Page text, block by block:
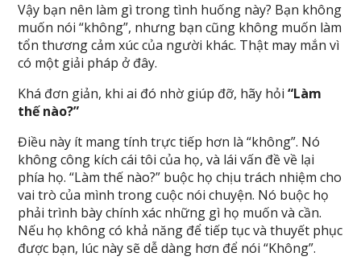
Vậy bạn nên làm gì trong tình huống này? Bạn không
muốn nói “không”, nhưng bạn cũng không muốn làm
tổn thương cảm xúc của người khác. Thật may mắn vì
có một giải pháp ở đây.
Khá đơn giản, khi ai đó nhờ giúp đỡ, hãy hỏi “Làm
thế nào?”
Điều này ít mang tính trực tiếp hơn là “không”. Nó
không công kích cái tôi của họ, và lái vấn đề về lại
phía họ. “Làm thế nào?” buộc họ chịu trách nhiệm cho
vai trò của mình trong cuộc nói chuyện. Nó buộc họ
phải trình bày chính xác những gì họ muốn và cần.
Nếu họ không có khả năng để tiếp tục và thuyết phục
được bạn, lúc này sẽ dễ dàng hơn để nói “Không”.